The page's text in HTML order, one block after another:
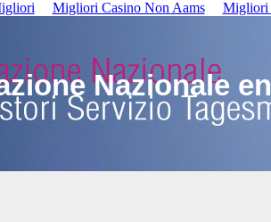
Migliori Casino Non Aams Migliori
Nazionale